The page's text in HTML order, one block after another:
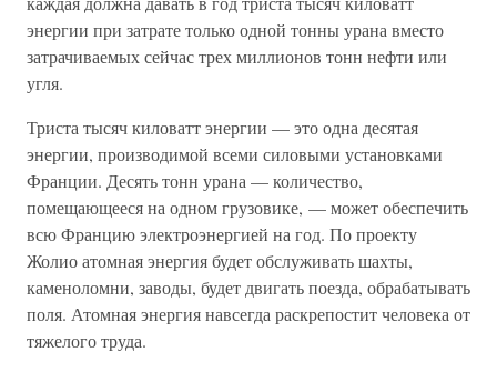
энергии при затрате только одной тонны урана вместо
затрачиваемых сейчас трех миллионов тонн нефти или
угля.
Триста тысяч киловатт энергии — это одна десятая
энергии, производимой всеми силовыми установками
Франции. Десять тонн урана — количество,
помещающееся на одном грузовике, — может обеспечить
всю Францию электроэнергией на год. По проекту
Жолио атомная энергия будет обслуживать шахты,
каменоломни, заводы, будет двигать поезда, обрабатывать
поля. Атомная энергия навсегда раскрепостит человека от
тяжелого труда.